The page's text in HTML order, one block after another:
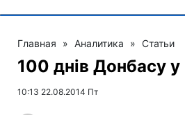
Главная » Аналитика » Статьи
100 днів Донбасу у
10:13 22.08.2014 Пт